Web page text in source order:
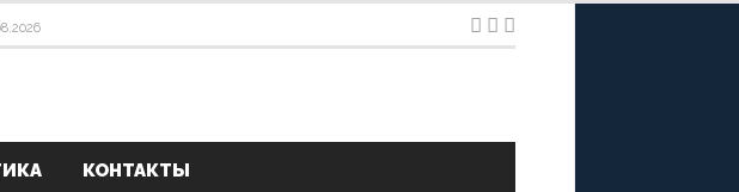
КОНТАКТЫ